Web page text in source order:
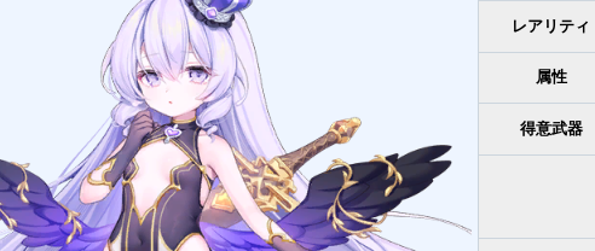
レアリティ
属性
得意武器